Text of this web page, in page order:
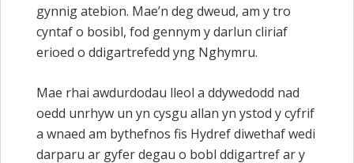
gynnig atebion. Mae’n deg dweud, am y tro
cyntaf o bosibl, fod gennym y darlun cliriaf
erioed o ddigartrefedd yng Nghymru.
Mae rhai awdurdodau lleol a ddywedodd nad
oedd unrhyw un yn cysgu allan yn ystod y cyfrif
a wnaed am bythefnos fis Hydref diwethaf wedi
darparu ar gyfer degau o bobl ddigartref ar y